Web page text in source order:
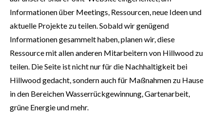
Informationen über Meetings, Ressourcen, neue Ideen und
aktuelle Projekte zu teilen. Sobald wir genügend
Informationen gesammelt haben, planen wir, diese
Ressource mit allen anderen Mitarbeitern von Hillwood zu
teilen. Die Seite ist nicht nur für die Nachhaltigkeit bei
Hillwood gedacht, sondern auch für Maßnahmen zu Hause
in den Bereichen Wasserrückgewinnung, Gartenarbeit,
grüne Energie und mehr.